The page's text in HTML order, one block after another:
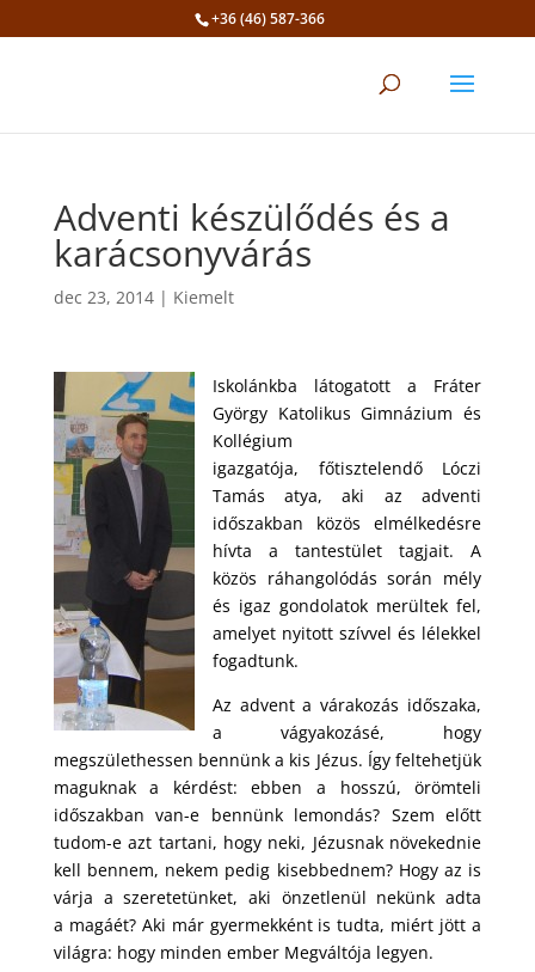
+36 (46) 587-366
Adventi készülődés és a
karácsonyvárás
dec 23, 2014| Kiemelt
Iskolánkba látogatott a Fráter
György Katolikus Gimnázium és
Kollégium
igazgatója, főtisztelendő Lóczi
Tamás atya, aki az adventi
időszakban közös elmélkedésre
hívta a tantestülettagjait. A
közös ráhangolódás során mély
és igaz gondolatok merültek fel,
amelyet nyitott szívvel és lélekkel
fogadtunk.
Az advent a várakozás időszaka,
a vágyakozásé, hogy
megszülethessen bennünk a kis Jézus. Így feltehetjük
maguknak a kérdést: ebben a hosszú, örömteli
időszakban van-e bennünk lemondás? Szem előtt
tudom-e azt tartani, hogy neki, Jézusnak növekednie
kell bennem, nekem pedig kisebbednem? Hogy az is
várja a szeretetünket, aki önzetlenül nekünk adta
a magáét? Aki már gyermekként is tudta, miért jött a
világra: hogy minden ember Megváltója legyen.